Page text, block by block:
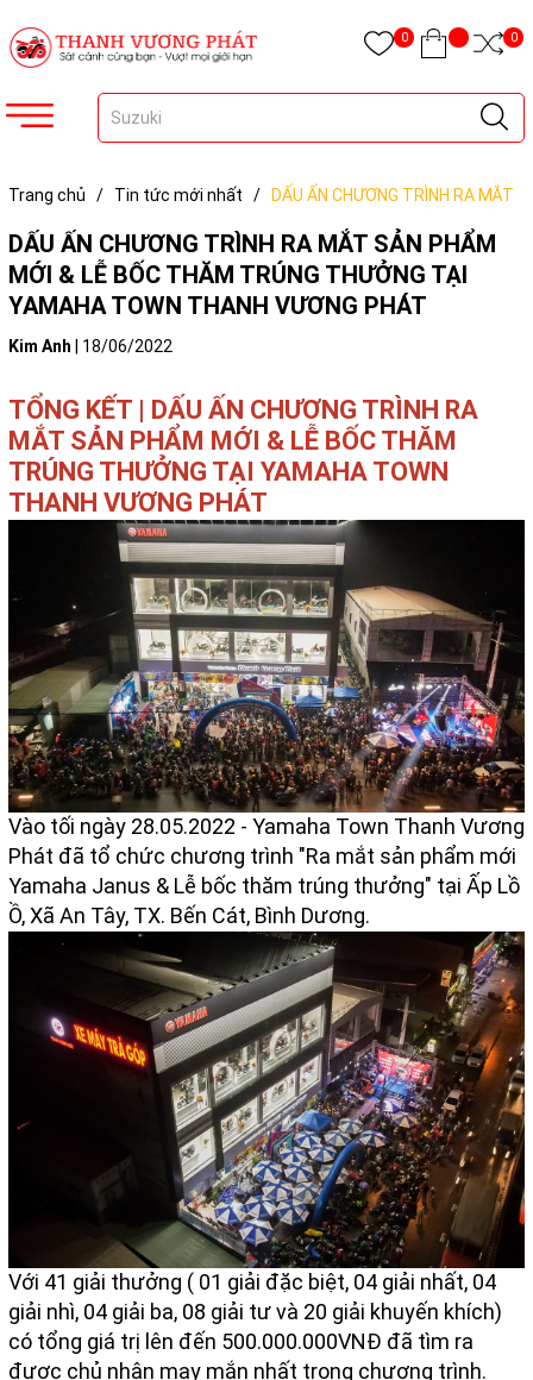
0 0
Trang chủ / Tin tức mới nhất /
DẤU ẤN CHƯƠNG TRÌNH RA MẮT
TOWN THANH VƯƠNG PHÁT
DẤU ẤN CHƯƠNG TRÌNH RA MẮT SẢN PHẨM
MỚI & LỄ BỐC THĂM TRÚNG THƯỞNG TẠI
YAMAHA TOWN THANH VƯƠNG PHÁT
Kim Anh 18/06/2022
TỔNG KẾT | DẤU ẤN CHƯƠNG TRÌNH RA
MẮT SẢN PHẨM MỚI & LỄ BỐC THĂM
TRÚNG THƯỞNG TẠI YAMAHA TOWN
THANH VƯƠNG PHÁT
Vào tối ngày 28.05.2022 - Yamaha Town Thanh Vương
Phát đã tổ chức chương trình "Ra mắt sản phẩm mới
Yamaha Janus & Lễ bốc thăm trúng thưởng" tại Ấp Lồ
Ồ, Xã An Tây, TX. Bến Cát, Bình Dương.
Với 41 giải thưởng ( 01 giải đặc biệt, 04 giải nhất, 04
giải nhì, 04 giải ba, 08 giải tư và 20 giải khuyến khích)
có tổng giá trị lên đến 500.000.000VNĐ đã tìm ra
được chủ nhân may mắn nhất trong chương trình.